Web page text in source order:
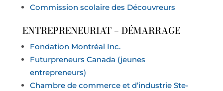
Commission scolaire des Découvreurs
ENTREPRENEURIAT – DÉMARRAGE
Fondation Montréal Inc.
Futurpreneurs Canada (jeunes
entrepreneurs)
Chambre de commerce et d’industrie Ste-